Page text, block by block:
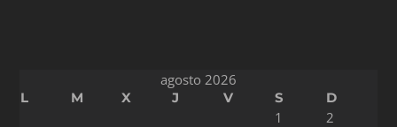
agosto 2026
L M X J V S D
1
2